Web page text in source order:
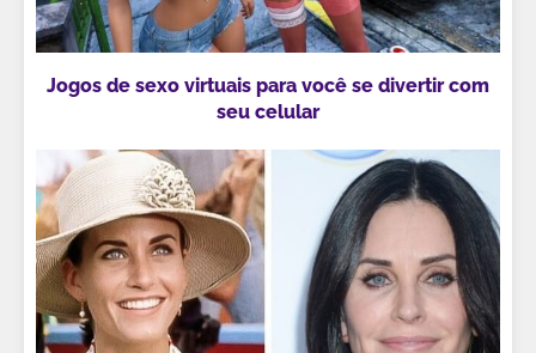
Jogos de sexo virtuais para você se divertir com
seu celular